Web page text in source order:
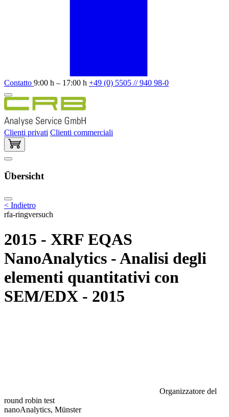
Contatto 9:00 h – 17:00 h +49 (0) 5505 // 940 98-0
Clienti privati Clienti commerciali
Übersicht
< Indietro
rfa-ringversuch
2015 - XRF EQAS
NanoAnalytics - Analisi degli
elementi quantitativi con
SEM/EDX - 2015
Organizzatore del
round robin test
nanoAnalytics, Münster